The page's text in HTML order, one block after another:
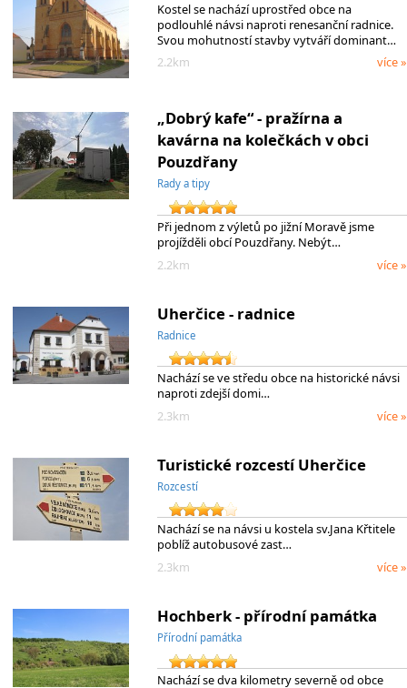
Kostel se nachází uprostřed obce na
podlouhlé návsi naproti renesanční radnice.
Svou mohutností stavby vytváří dominant…
2.2km
více »
„Dobrý kafe“ - pražírna a
kavárna na kolečkách v obci
Pouzdřany
Rady a tipy
Při jednom z výletů po jižní Moravě jsme
projížděli obcí Pouzdřany. Nebýt…
2.2km
více »
Uherčice - radnice
Radnice
Nachází se ve středu obce na historické návsi
naproti zdejší domi…
2.3km
více »
Turistické rozcestí Uherčice
Rozcestí
Nachází se na návsi u kostela sv.Jana Křtitele
poblíž autobusové zast…
2.3km
více »
Hochberk - přírodní památka
Přírodní památka
Nachází se dva kilometry severně od obce